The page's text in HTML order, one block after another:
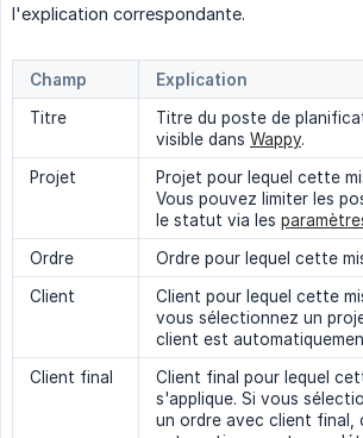
l'explication correspondante.
Champ
Explication
Titre
Titre du poste de
visible dans Wappy.
Projet
Projet pour lequel cette
Vous pouvez limiter les
le statut via les
Ordre
Ordre pour lequel cette
Client
Client pour lequel cette
vous sélectionnez un
client est
Client final
Client final pour lequel
s'applique. Si vous
un ordre avec client final,